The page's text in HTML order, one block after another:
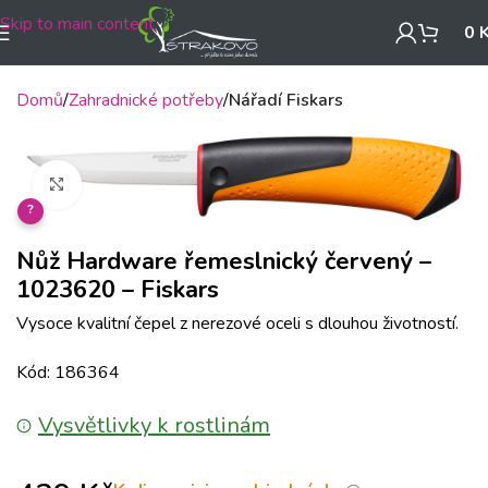
Skip to main content 0
Domů Zahradnické potřeby Nářadí Fiskars
Klikněte pro zvětšení
?
Nůž Hardware řemeslnický červený –
1023620 – Fiskars
Vysoce kvalitní čepel z nerezové oceli s dlouhou životností.
Kód: 186364
Vysvětlivky k rostlinám